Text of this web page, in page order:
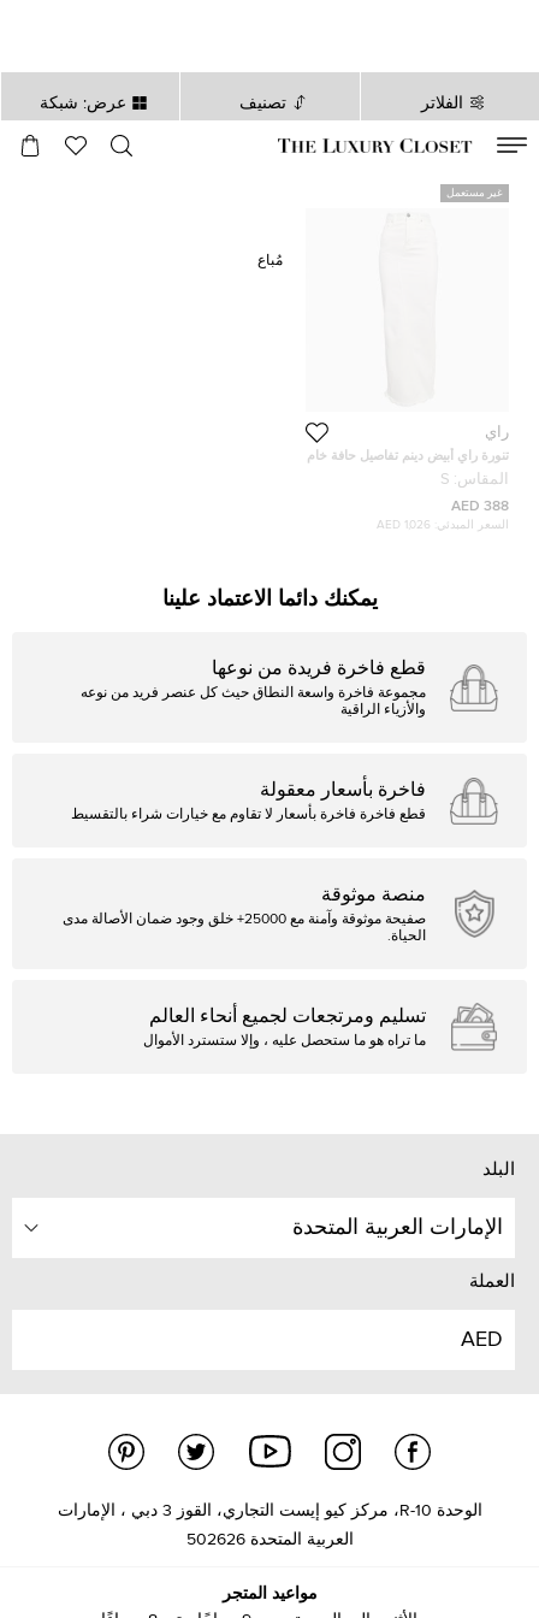
الفلاتر تصنيف عرض: شبكة
ثانية
غير مستعمل
راي
تنورة راي أبيض دينم تفاصيل حافة خام
ماكسي صغيرة
المقاس: S
388 AED
السعر المبدئي: 1,026 AED
مُباع
يمكنك دائما الاعتماد علينا
قطع فاخرة فريدة من نوعها
مجموعة فاخرة واسعة النطاق حيث كل عنصر فريد من نوعه
والأزياء الراقية
فاخرة بأسعار معقولة
قطع فاخرة فاخرة بأسعار لا تقاوم مع خيارات شراء بالتقسيط
منصة موثوقة
صفيحة موثوقة وآمنة مع 25000+ خلق وجود ضمان الأصالة مدى
الحياة.
تسليم ومرتجعات لجميع أنحاء العالم
ما تراه هو ما ستحصل عليه ، وإلا ستسترد الأموال
البلد
الإمارات العربية المتحدة
العملة
AED
الوحدة R-10، مركز كيو إيست التجاري، القوز 3 دبي ، الإمارات
العربية المتحدة 502626
مواعيد المتجر